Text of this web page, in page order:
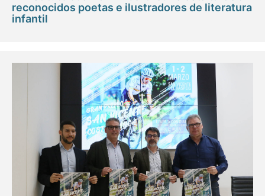
reconocidos poetas e ilustradores de literatura
infantil